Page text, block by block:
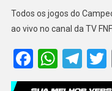
Todos os jogos do
ao vivo no canal da TV
Facebook